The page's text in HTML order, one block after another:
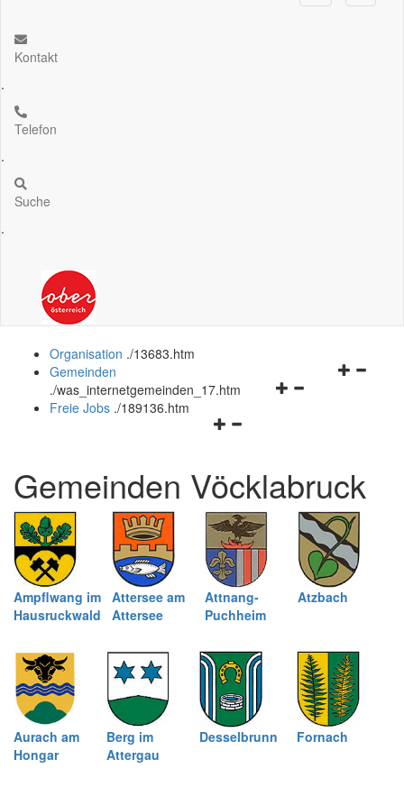
Kontakt
.
Telefon
.
Suche
.
Organisation ./13683.htm
Navigationsmenü
Gemeinden
./was_internetgemeinden_17.htm
Navigationsmenü
schließen
Freie Jobs ./189136.htm
Gemeinden Vöcklabruck
Ampflwang im
Hausruckwald
Attersee am
Attersee
Attnang-
Puchheim
Atzbach
Aurach am
Hongar
Berg im
Attergau
Desselbrunn Fornach